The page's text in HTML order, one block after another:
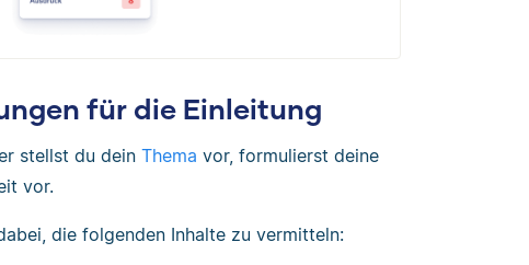
für die Einleitung
stellst du dein Thema vor, formulierst deine
vor.
die folgenden Inhalte zu vermitteln: